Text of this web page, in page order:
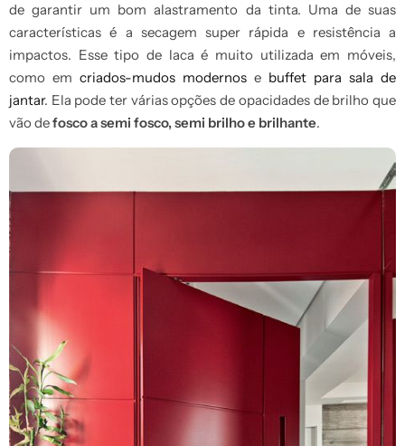
de garantir um bom alastramento da tinta. Uma de suas
características é a secagem super rápida e resistência a
impactos. Esse tipo de laca é muito utilizada em móveis,
como em criados-mudos modernos e buffet para sala de
jantar. Ela pode ter várias opções de opacidades de brilho que
vão defosco a semi fosco, semi brilho e brilhante.